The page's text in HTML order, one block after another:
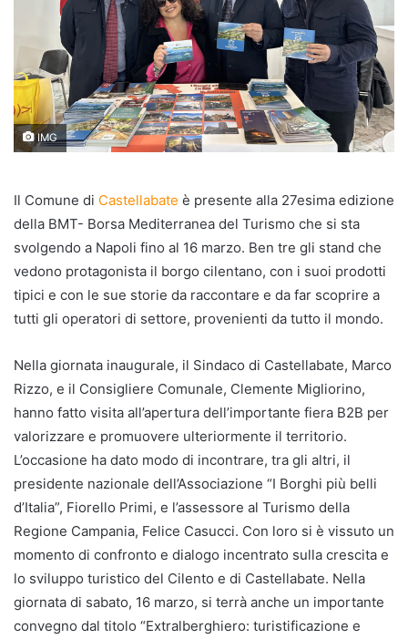
IMG
Il Comune di Castellabate è presente alla 27esima edizione
della BMT- Borsa Mediterranea del Turismo che si sta
svolgendo a Napoli fino al 16 marzo. Ben tre gli stand che
vedono protagonista il borgo cilentano, con i suoi prodotti
tipici e con le sue storie da raccontare e da far scoprire a
tutti gli operatori di settore, provenienti da tutto il mondo.
Nella giornata inaugurale, il Sindaco di Castellabate, Marco
Rizzo, e il Consigliere Comunale, Clemente Migliorino,
hanno fatto visita all’apertura dell’importante fiera B2B per
valorizzare e promuovere ulteriormente il territorio.
L’occasione ha dato modo di incontrare, tra gli altri, il
presidente nazionale dell’Associazione “I Borghi più belli
d’Italia”, Fiorello Primi, e l’assessore al Turismo della
Regione Campania, Felice Casucci. Con loro si è vissuto un
momento di confronto e dialogo incentrato sulla crescita e
lo sviluppo turistico del Cilento e di Castellabate. Nella
giornata di sabato, 16 marzo, si terrà anche un importante
convegno dal titolo “Extralberghiero: turistificazione e